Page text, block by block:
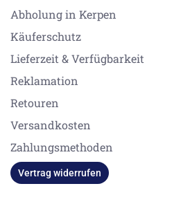
Abholung in Kerpen
Käuferschutz
Lieferzeit & Verfügbarkeit
Reklamation
Retouren
Versandkosten
Zahlungsmethoden
Vertrag widerrufen